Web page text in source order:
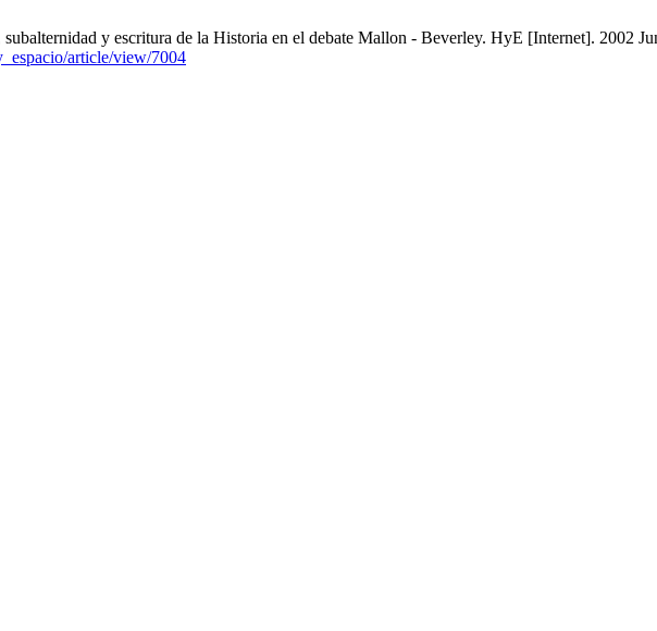
y escritura de la Historia en el debate Mallon - Beverley. HyE [Internet]. 2002
article/view/7004